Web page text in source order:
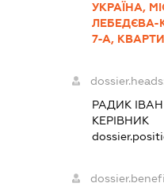
УКРАЇНА,
ЛЕБЕДЄВА-
7-А,
РАДИК
КЕРІВНИК